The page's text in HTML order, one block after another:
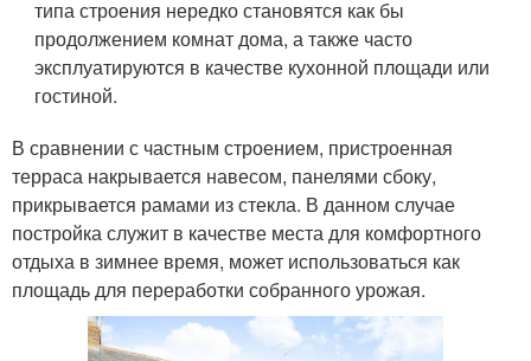
типа строения нередко становятся как бы
продолжением комнат дома, а также часто
эксплуатируются в качестве кухонной площади или
гостиной.
В сравнении с частным строением, пристроенная
терраса накрывается навесом, панелями сбоку,
прикрывается рамами из стекла. В данном случае
постройка служит в качестве места для комфортного
отдыха в зимнее время, может использоваться как
площадь для переработки собранного урожая.